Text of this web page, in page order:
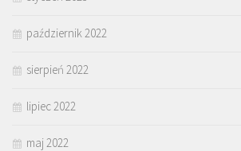
październik 2022
sierpień 2022
lipiec 2022
maj 2022